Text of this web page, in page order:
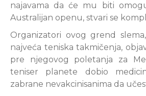
najavama da će mu biti
Australijan openu, stvari se
Organizatori ovog grend
najveća teniska takmičenja,
pre njegovog poletanja za
teniser planete dobio
zabrane nevakcinisanima da